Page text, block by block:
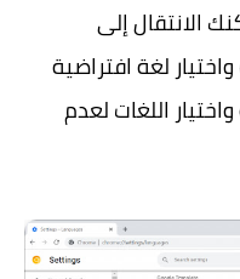
الانتقال إلى
chrome: // settings / languages واختيار لغة افتراضية
اللغات لعدم